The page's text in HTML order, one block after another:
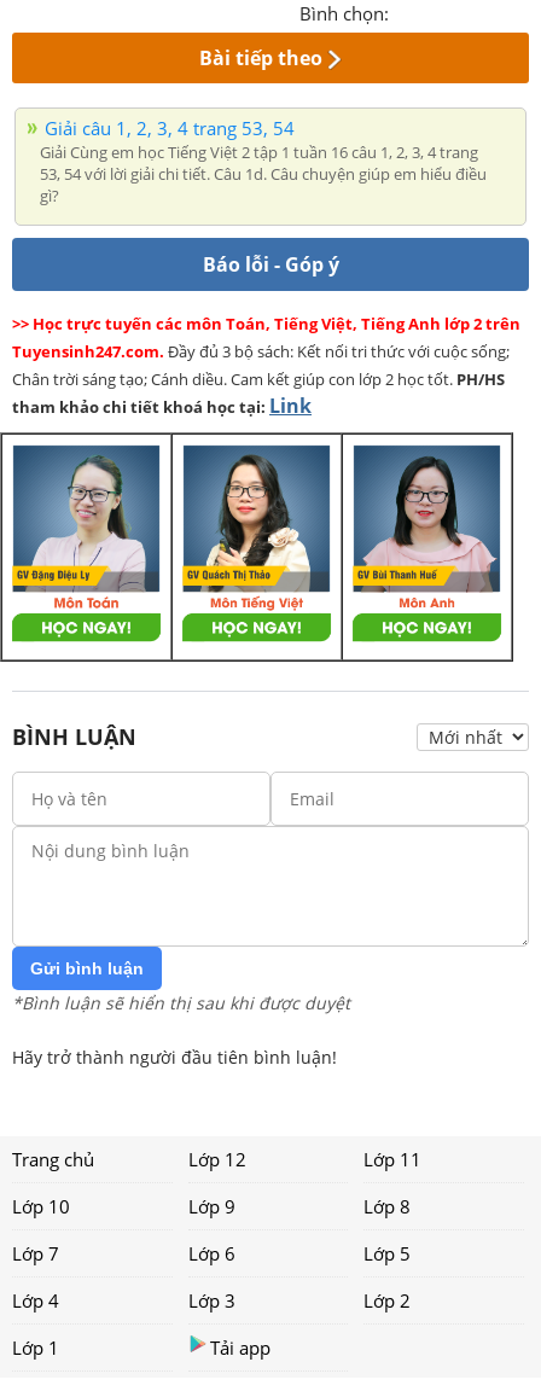
Bình chọn:
Bài tiếp theo
Giải câu 1, 2, 3, 4 trang 53, 54
Giải Cùng em học Tiếng Việt 2 tập 1 tuần 16 câu 1, 2, 3, 4 trang
53, 54 với lời giải chi tiết. Câu 1d. Câu chuyện giúp em hiểu điều
gì?
Báo lỗi - Góp ý
>> Học trực tuyến các môn Toán, Tiếng Việt, Tiếng Anh lớp 2 trên
Tuyensinh247.com. Đầy đủ 3 bộ sách: Kết nối tri thức với cuộc sống;
Chân trời sáng tạo; Cánh diều. Cam kết giúp con lớp 2 học tốt. PH/HS
tham khảo chi tiết khoá học tại: Link
BÌNH LUẬN
Gửi bình luận
*Bình luận sẽ hiển thị sau khi được duyệt
Hãy trở thành người đầu tiên bình luận!
Trang chủ Lớp 12
Lớp 11
Lớp 10
Lớp 9
Lớp 8
Lớp 7
Lớp 6
Lớp 5
Lớp 4
Lớp 3
Lớp 2
Lớp 1
Tải app